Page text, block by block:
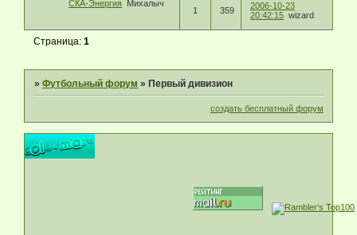
СКА-Энергия Михалыч
1 359
2006-10-23
20:42:15 wizard
Страница:1
»Футбольный форум »Первый дивизион
создать бесплатный форум